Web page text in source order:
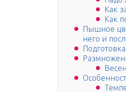
Как
Как
Пышное
него и